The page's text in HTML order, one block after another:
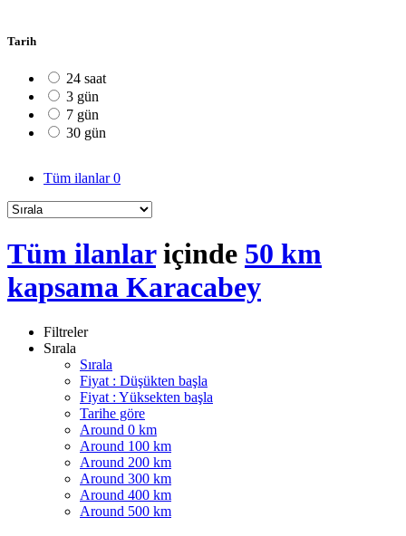
Tarih
24 saat
3 gün
7 gün
30 gün
Tüm ilanlar0
Tüm ilanlariçinde 50 km
kapsama Karacabey
Filtreler
Sırala
Sırala
Fiyat : Düşükten başla
Fiyat : Yüksekten başla
Tarihe göre
Around 0 km
Around 100 km
Around 200 km
Around 300 km
Around 400 km
Around 500 km